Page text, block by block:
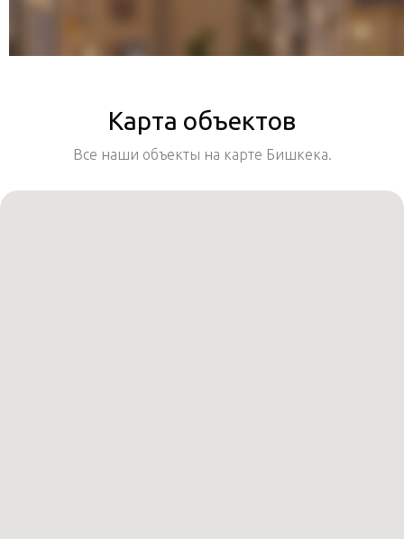
Карта объектов
Все наши объекты на карте Бишкека.